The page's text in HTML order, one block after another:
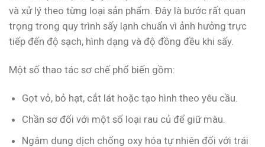
và xử lý theo từng loại sản phẩm. Đây là bước rất quan
trọng trong quy trình sấy lạnh chuẩn vì ảnh hưởng trực
tiếp đến độ sạch, hình dạng và độ đồng đều khi sấy.
Một số thao tác sơ chế phổ biến gồm:
Gọt vỏ, bỏ hạt, cắt lát hoặc tạo hình theo yêu cầu.
Chần sơ đối với một số loại rau củ để giữ màu.
Ngâm dung dịch chống oxy hóa tự nhiên đối với trái